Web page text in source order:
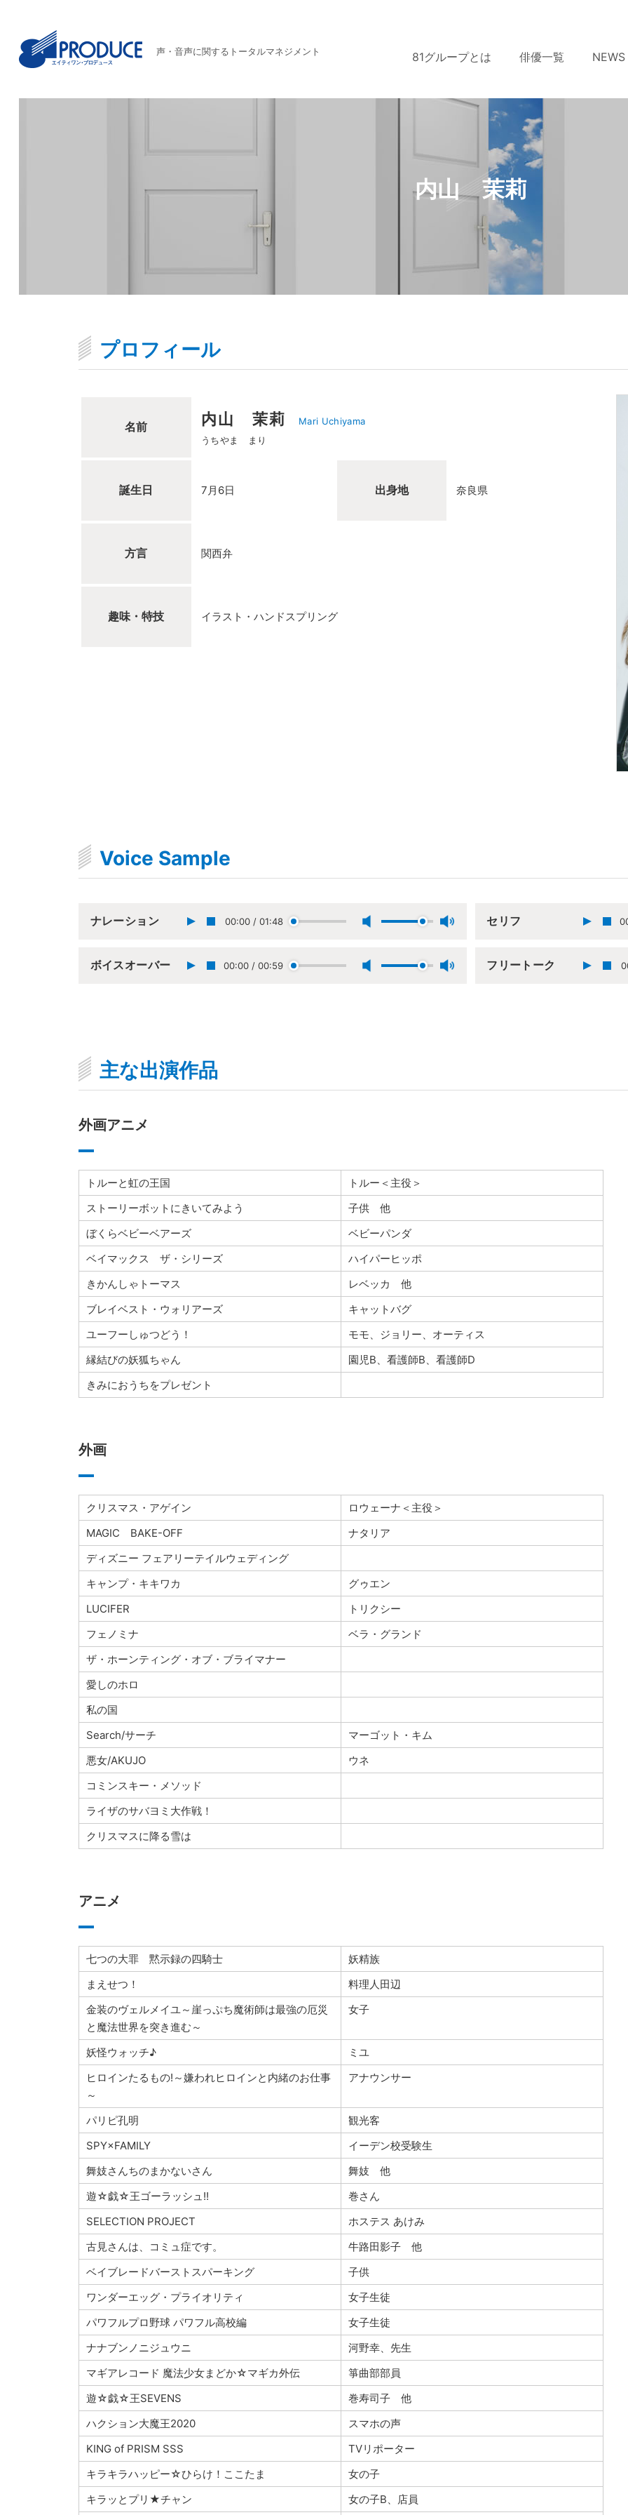
声・音声に関するトータルマネジメント 81グループとは 俳優一覧 NEWS
内山 茉莉
プロフィール
名前 内山 茉莉
Mari Uchiyama
うちやま まり
誕生日 7月6日 出身地 奈良県
方言 関西弁
趣味・特技 イラスト・ハンドスプリング
Voice Sample
ナレーション 00:00 / 01:48 セリフ
ボイスオーバー 00:00 / 00:59 フリートーク
主な出演作品
外画アニメ
トルーと虹の王国
トルー＜主役＞
ストーリーボットにきいてみよう
子供 他
ぼくらベビーベアーズ
ベビーパンダ
ベイマックス ザ・シリーズ
ハイパーヒッポ
きかんしゃトーマス
レベッカ 他
ブレイベスト・ウォリアーズ
キャットバグ
ユーフーしゅつどう！
モモ、ジョリー、オーティス
縁結びの妖狐ちゃん
園児B、看護師B、看護師D
きみにおうちをプレゼント
外画
クリスマス・アゲイン
ロウェーナ＜主役＞
MAGIC BAKE-OFF
ナタリア
ディズニー フェアリーテイルウェディング
キャンプ・キキワカ
グゥエン
LUCIFER
トリクシー
フェノミナ
ベラ・グランド
ザ・ホーンティング・オブ・ブライマナー
愛しのホロ
私の国
Search/サーチ
マーゴット・キム
悪女/AKUJO
ウネ
コミンスキー・メソッド
ライザのサバヨミ大作戦！
クリスマスに降る雪は
アニメ
七つの大罪 黙示録の四騎士
妖精族
まえせつ！
料理人田辺
金装のヴェルメイユ～崖っぷち魔術師は最強の厄災
と魔法世界を突き進む～
女子
妖怪ウォッチ♪
ミユ
ヒロインたるもの!～嫌われヒロインと内緒のお仕事
～
アナウンサー
パリピ孔明
観光客
SPY×FAMILY
イーデン校受験生
舞妓さんちのまかないさん
舞妓 他
遊☆戯☆王ゴーラッシュ!!
巻さん
SELECTION PROJECT
ホステス あけみ
古見さんは、コミュ症です。
牛路田影子 他
ベイブレードバーストスパーキング
子供
ワンダーエッグ・プライオリティ
女子生徒
パワフルプロ野球 パワフル高校編
女子生徒
ナナブンノニジュウニ
河野幸、先生
マギアレコード 魔法少女まどか☆マギカ外伝
箏曲部部員
遊☆戯☆王SEVENS
巻寿司子 他
ハクション大魔王2020
スマホの声
KING of PRISM SSS
TVリポーター
キラキラハッピー☆ひらけ！ここたま
女の子
キラッとプリ★チャン
女の子B、店員